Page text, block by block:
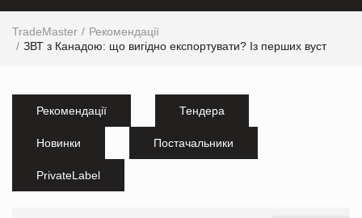
TradeMaster
Рекомендації
ЗВТ з Канадою: що вигідно експортувати? Із перших вуст
Рекомендації Тендера
Новинки Постачальники
PrivateLabel